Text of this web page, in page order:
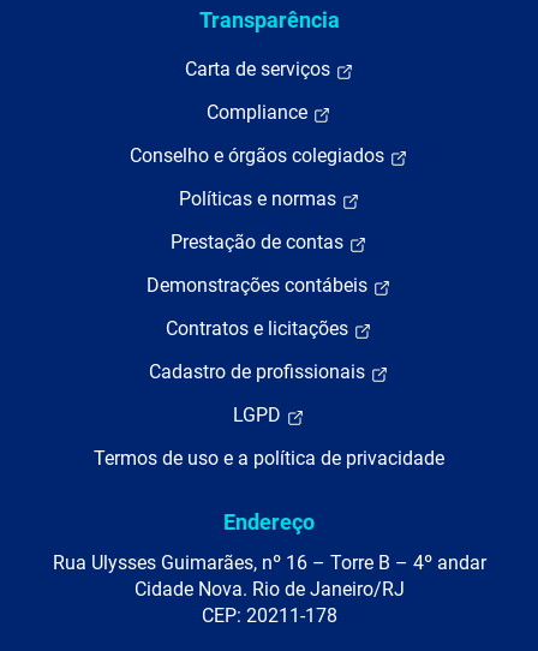
Transparência
Carta de serviços
Compliance
Conselho e órgãos colegiados
Políticas e normas
Prestação de contas
Demonstrações contábeis
Contratos e licitações
Cadastro de profissionais
LGPD
Termos de uso e a política de privacidade
Endereço
Rua Ulysses Guimarães, nº 16 – Torre B – 4º andar
Cidade Nova. Rio de Janeiro/RJ
CEP: 20211-178